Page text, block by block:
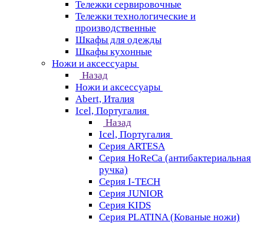
Тележки сервировочные
Тележки технологические и
производственные
Шкафы для одежды
Шкафы кухонные
Ножи и аксессуары
Назад
Ножи и аксессуары
Abert, Италия
Icel, Португалия
Назад
Icel, Португалия
Серия ARTESA
Серия HoReCa (антибактериальная
ручка)
Серия I-TECH
Серия JUNIOR
Серия KIDS
Серия PLATINA (Кованые ножи)